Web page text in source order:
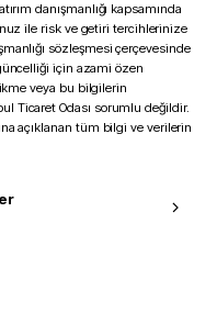
danışmanlığı kapsamında
ile risk ve getiri tercihlerinize
sözleşmesi çerçevesinde
için azami özen
veya bu bilgilerin
Ticaret Odası sorumlu değildir.
açıklanan tüm bilgi ve verilerin